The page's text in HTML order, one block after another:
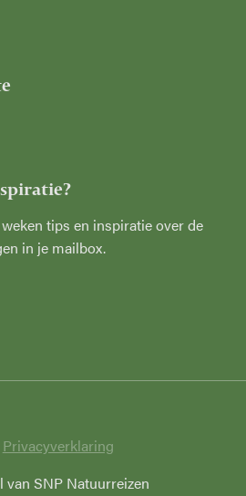
tips en inspiratie over de
in je mailbox.
Privacyverklaring
van SNP Natuurreizen